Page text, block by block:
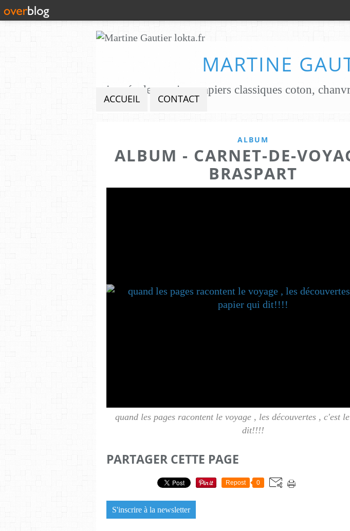
MARTINE
ACCUEIL CONTACT
ALBUM
ALBUM - CARNET-DE-
BRASPART
quand les pages racontent le voyage , les découvertes , c'est
dit!!!!
PARTAGER CETTE PAGE
Repost 0
S'inscrire à la newsletter